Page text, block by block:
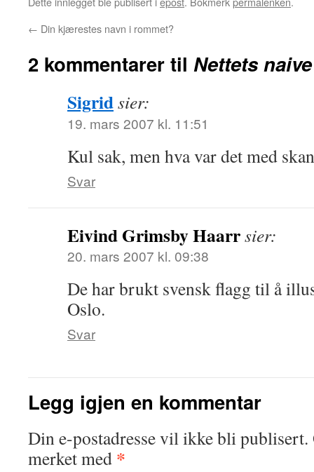
← Din kjærestes navn i rommet?
2 kommentarer til Nettets
Sigridsier:
19. mars 2007 kl. 11:51
Kul sak, men hva var det med
Svar
Eivind Grimsby Haarrsier:
20. mars 2007 kl. 09:38
De har brukt svensk flagg til å
Oslo.
Svar
Legg igjen en kommentar
Din e-postadresse vil ikke bli publisert.
merket med *